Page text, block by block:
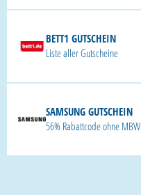
BETT1 GUTSCHEIN
Liste aller Gutscheine
SAMSUNG GUTSCHEIN
56% Rabattcode ohne MBW